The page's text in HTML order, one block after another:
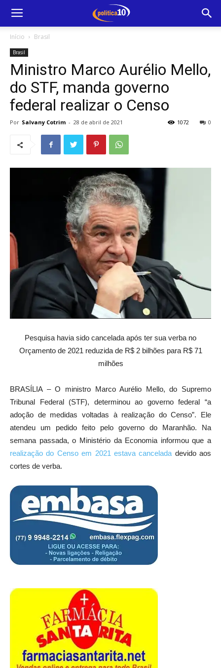
Início Brasil
Brasil
Ministro Marco Aurélio Mello,
do STF, manda governo
federal realizar o Censo
Por Salvany Cotrim - 28 de abril de 2021 0
1072
Pesquisa havia sido cancelada após ter sua verba no
Orçamento de 2021 reduzida de R$ 2 bilhões para R$ 71
milhões
BRASÍLIA – O ministro Marco Aurélio Mello, do Supremo
Tribunal Federal (STF), determinou ao governo federal “a
adoção de medidas voltadas à realização do Censo”. Ele
atendeu um pedido feito pelo governo do Maranhão. Na
semana passada, o Ministério da Economia informou que a
realização do Censo em 2021 estava cancelada devido aos
cortes de verba.